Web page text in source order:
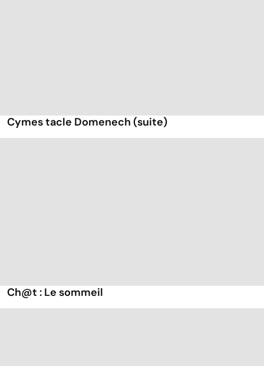
Cymes tacle Domenech (suite)
Ch@t : Le sommeil